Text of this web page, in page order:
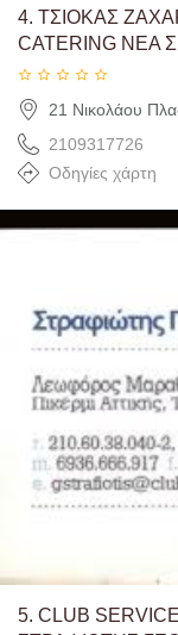
4. ΤΣΙΟΚΑΣ
CATERING ΝΕΑ
21 Νικολάου
2109317726
Οδηγίες χάρτη
5. CLUB